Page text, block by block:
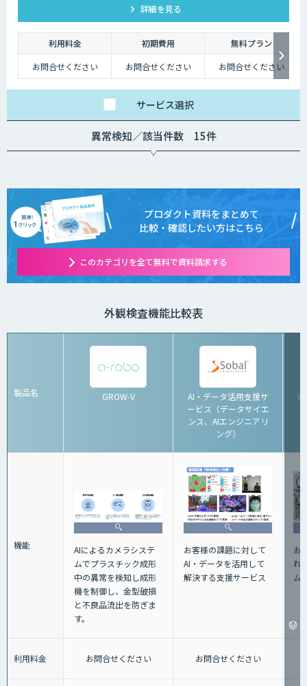
Jetson、Raspberry Pi、Google Coral TPU、ソラコム S+
Camera、Panasonic Vieureka等、多様なエッジデバイスに対
応しており、可視光カメラに加え、赤外線、LiDARセンサーの
活用経験も豊富にございます。
詳細を見る
利用料金 初期費用
無料プラン
お問合せください
お問合せください お問合せください
サービス選択
異常検知／該当件数 15件
プロダクト資料をまとめて
比較・確認したい方はこちら
このカテゴリを全て無料で資料請求する
外観検査機能比較表
製品名 GROW-V
AI・データ活用支援サ
ービス（データサイエ
ンス、AIエンジニアリ
ング）
機能
AIによるカメラシステ
ムでプラスチック成形
中の異常を検知し成形
機を制御し、金型破損
と不良品流出を防ぎま
す。
お客様の課題に対して
AI・データを活用して
解決する支援サービス
お
れ
ム
利用料金 お問合せください お問合せください